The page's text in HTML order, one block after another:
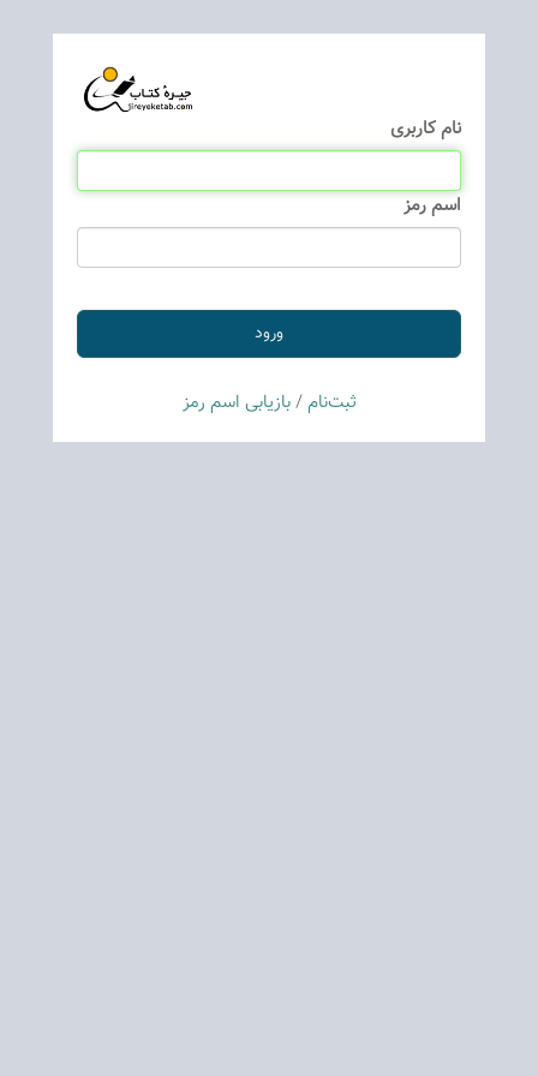
نام كاربری
اسم رمز
ثبت‌نام/بازیابی اسم رمز